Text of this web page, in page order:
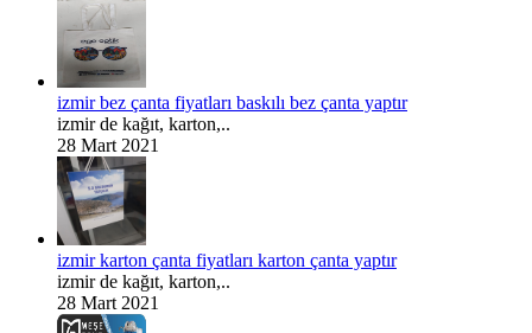
izmir bez çanta fiyatları baskılı bez çanta yaptır
izmir de kağıt, karton,..
28 Mart 2021
izmir karton çanta fiyatları karton çanta yaptır
izmir de kağıt, karton,..
28 Mart 2021